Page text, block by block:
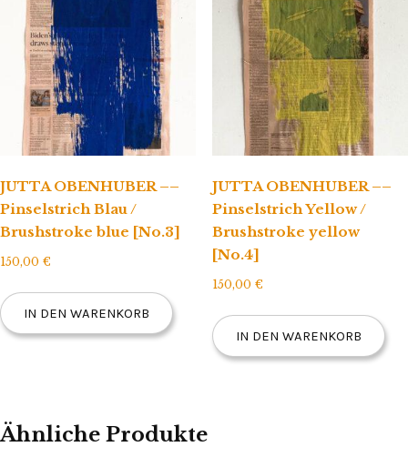
JUTTA OBENHUBER ––
Pinselstrich Blau /
Brushstroke blue [No.3]
150,00 €
IN DEN WARENKORB
JUTTA OBENHUBER ––
Pinselstrich Yellow /
Brushstroke yellow
[No.4]
150,00 €
IN DEN WARENKORB
Ähnliche Produkte